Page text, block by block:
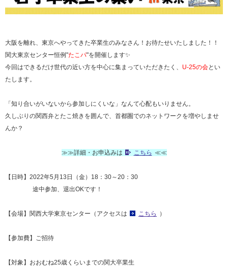
大阪を離れ、東京へやってきた卒業生のみなさん！お待たせいたしました！！
関大東京センター恒例"たこパ"を開催します✨
今回はできるだけ世代の近い方を中心に集まっていただきたく、 U-25の会とい
たします。
「知り合いがいないから参加しにくいな」なんて心配もいりません。
久しぶりの関西弁とたこ焼きを囲んで、首都圏でのネットワークを増やしませ
んか？
≫≫詳細・お申込みは こちら ≪≪
【日時】2022年5月13日（金）18：30～20：30
途中参加、退出OKです！
【会場】関西大学東京センター（アクセスは こちら ）
【参加費】ご招待
【対象】おおむね25歳くらいまでの関大卒業生